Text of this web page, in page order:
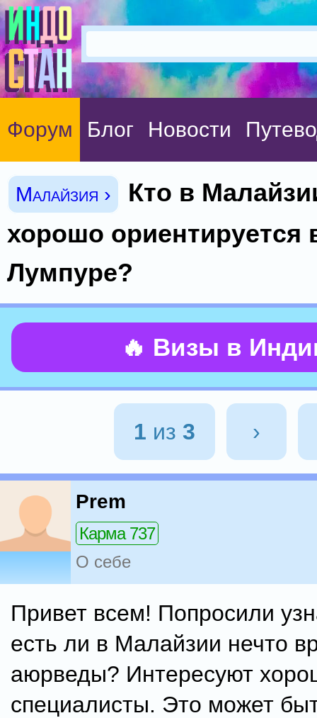
Форум Блог Новости
Малайзия ›
Кто в
хорошо ориентируется
Лумпуре?
🔥 Визы в
1 из 3 ›
Prem
Карма 737
О себе
Привет всем! Попросили
есть ли в Малайзии нечто
аюрведы? Интересуют
специалисты. Это может